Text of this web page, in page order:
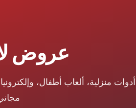
عروض
أدوات منزلية، ألعاب أطفال،